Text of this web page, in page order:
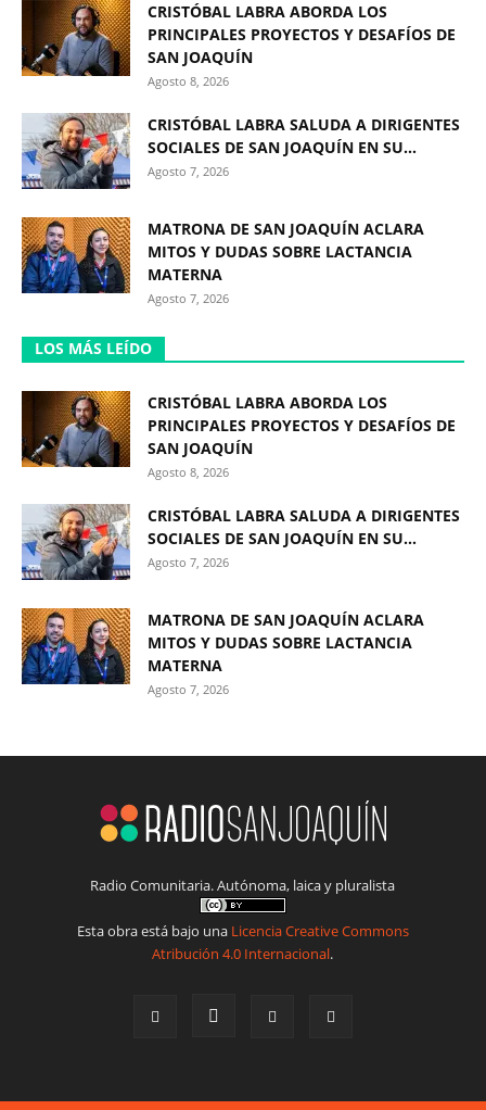
CRISTÓBAL LABRA ABORDA LOS
PRINCIPALES PROYECTOS Y DESAFÍOS DE
SAN JOAQUÍN
Agosto 8, 2026
CRISTÓBAL LABRA SALUDA A DIRIGENTES
SOCIALES DE SAN JOAQUÍN EN SU...
Agosto 7, 2026
MATRONA DE SAN JOAQUÍN ACLARA
MITOS Y DUDAS SOBRE LACTANCIA
MATERNA
Agosto 7, 2026
LOS MÁS LEÍDO
CRISTÓBAL LABRA ABORDA LOS
PRINCIPALES PROYECTOS Y DESAFÍOS DE
SAN JOAQUÍN
Agosto 8, 2026
CRISTÓBAL LABRA SALUDA A DIRIGENTES
SOCIALES DE SAN JOAQUÍN EN SU...
Agosto 7, 2026
MATRONA DE SAN JOAQUÍN ACLARA
MITOS Y DUDAS SOBRE LACTANCIA
MATERNA
Agosto 7, 2026
Radio Comunitaria. Autónoma, laica y pluralista
Esta obra está bajo una Licencia Creative Commons
Atribución 4.0 Internacional.